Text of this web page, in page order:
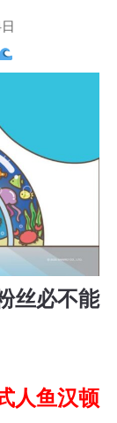
丝必不能
人鱼汉顿